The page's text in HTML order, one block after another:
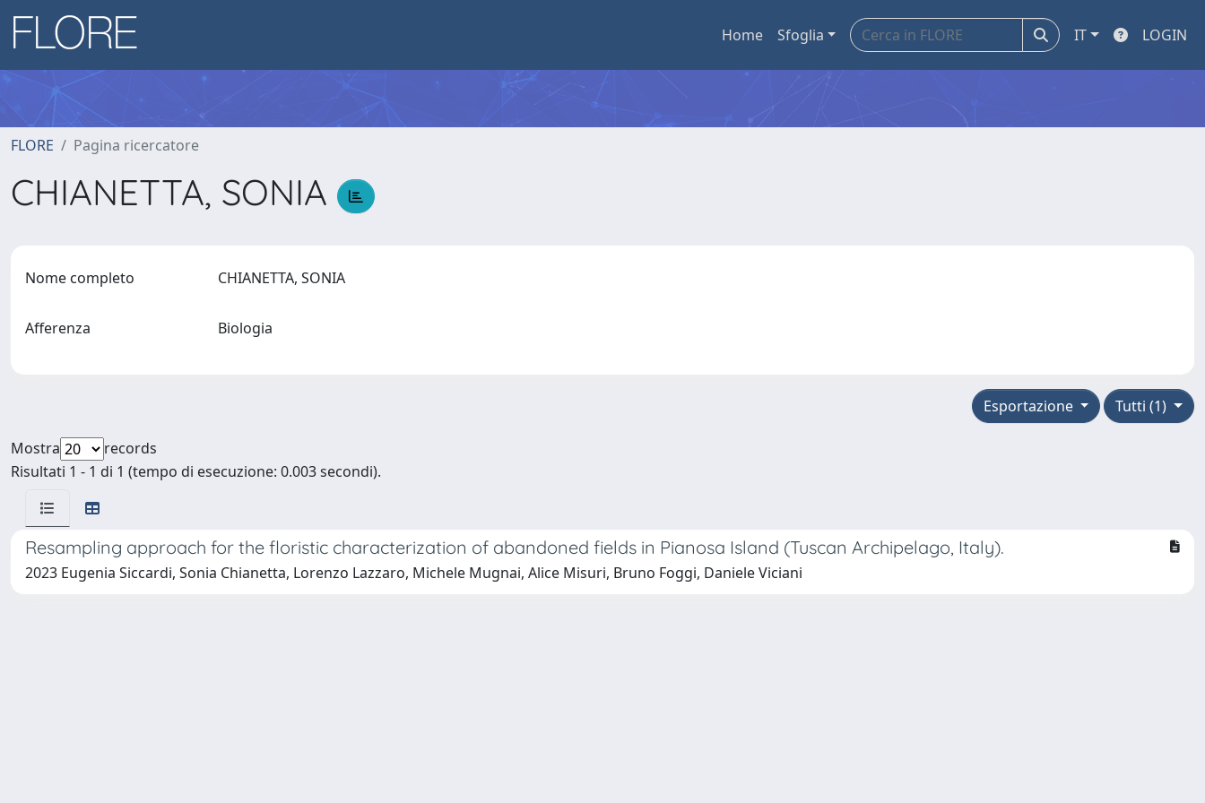
Home Sfoglia IT LOGIN
FLORE Pagina ricercatore
CHIANETTA, SONIA
Nome completo CHIANETTA, SONIA
Afferenza Biologia
Tutti (1)
Esportazione
Mostra
records
Risultati 1 - 1 di 1 (tempo di esecuzione: 0.003 secondi).
Resampling approach for the floristic characterization of abandoned fields in Pianosa Island (Tuscan Archipelago, Italy).
2023 Eugenia Siccardi, Sonia Chianetta, Lorenzo Lazzaro, Michele Mugnai, Alice Misuri, Bruno Foggi, Daniele Viciani